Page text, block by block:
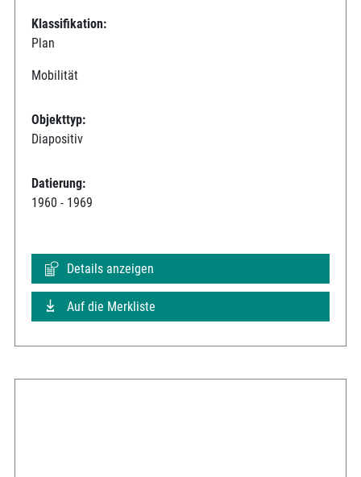
Klassifikation:
Plan
Mobilität
Objekttyp:
Diapositiv
Datierung:
1960 - 1969
Details anzeigen
Auf die Merkliste